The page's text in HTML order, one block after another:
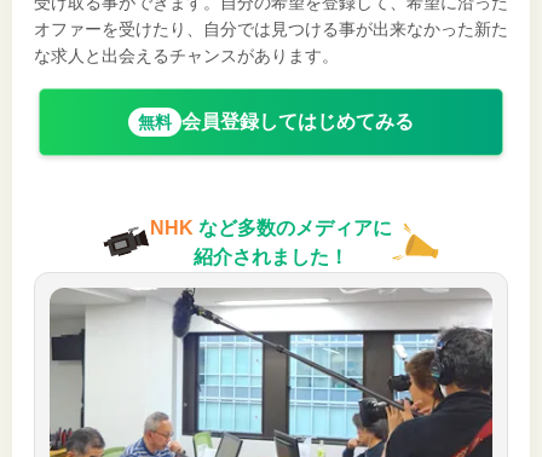
オファーを受けたり、自分では見つける事が出来なかった新た
な求人と出会えるチャンスがあります。
無料 会員登録してはじめてみる
NHK など多数のメディアに
紹介されました！